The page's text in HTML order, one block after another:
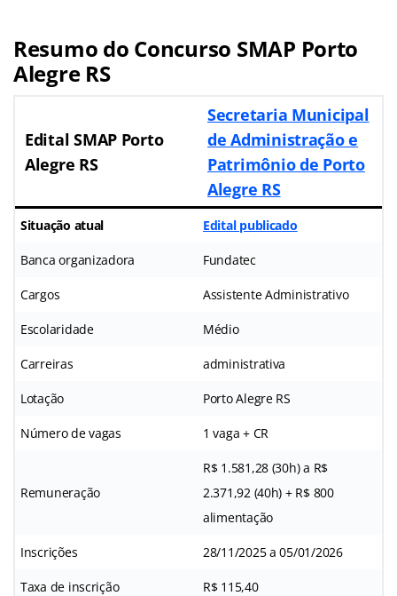
Resumo do Concurso SMAP Porto
Alegre RS
Edital SMAP Porto
Alegre RS
Secretaria Municipal
de Administração e
Patrimônio de Porto
Alegre RS
Situação atual Edital publicado
Banca organizadora Fundatec
Cargos Assistente Administrativo
Escolaridade Médio
Carreiras administrativa
Lotação Porto Alegre RS
Número de vagas 1 vaga + CR
Remuneração
R$ 1.581,28 (30h) a R$
2.371,92 (40h) + R$ 800
alimentação
Inscrições 28/11/2025 a 05/01/2026
Taxa de inscrição R$ 115,40